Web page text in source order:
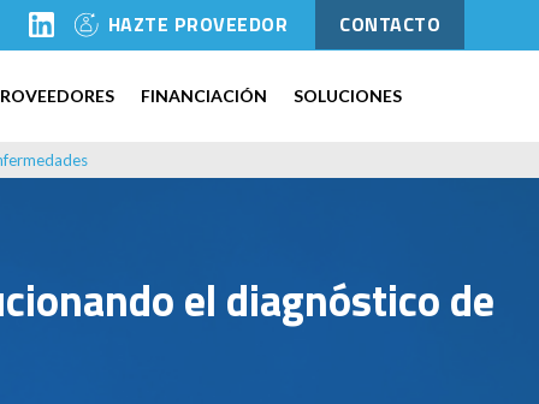
HAZTE PROVEEDOR CONTACTO
FINANCIACIÓN SOLUCIONES
el diagnóstico de